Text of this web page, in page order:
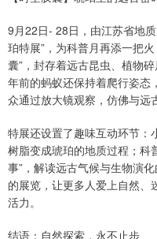
9月22日- 28日，由江苏省地
珀特展”，为科普月再添一把
囊”，封存着远古昆虫、植物
年前的蚂蚁还保持着爬行姿
众通过放大镜观察，仿佛与远
特展还设置了趣味互动环节：
树脂变成琥珀的地质过程；科
事”，解读远古气候与生物演
的展览，让更多人爱上自然、
活力。
结语：自然探索，永不止步